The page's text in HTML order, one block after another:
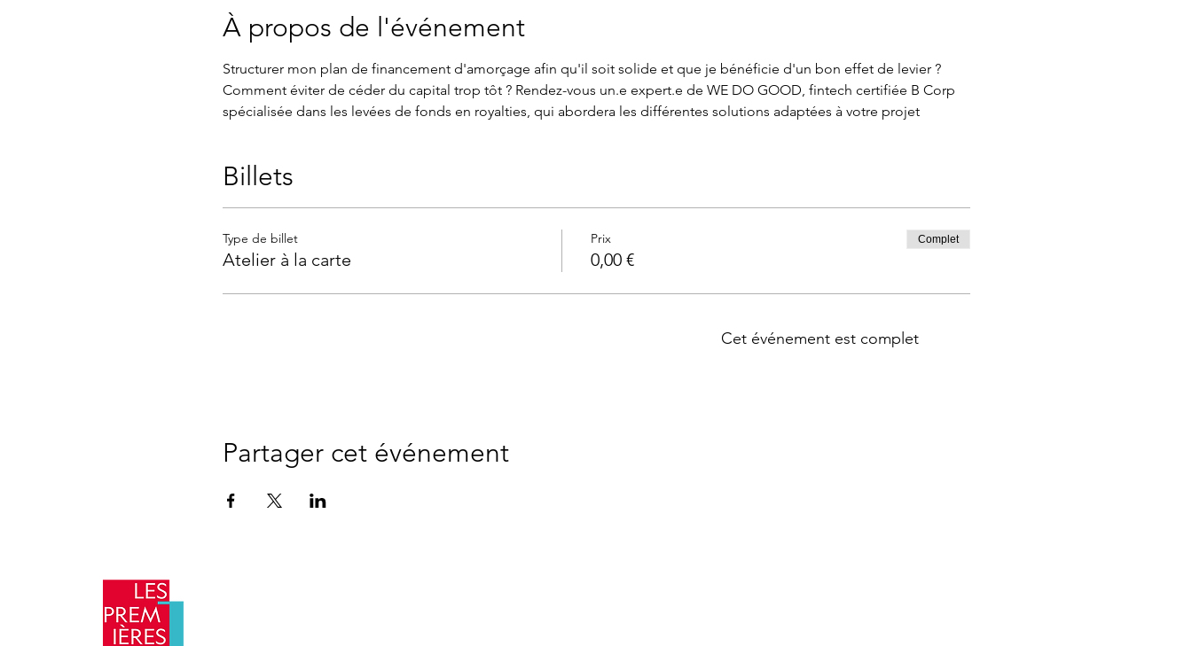
À propos de l'événement
Structurer mon plan de financement d'amorçage afin qu'il soit solide et que je bénéficie d'un bon effet de levier ?
Comment éviter de céder du capital trop tôt ? Rendez-vous un.e expert.e de WE DO GOOD, fintech certifiée B Corp
spécialisée dans les levées de fonds en royalties, qui abordera les différentes solutions adaptées à votre projet
Billets
Type de billet
Atelier à la carte
Prix
0,00 €
Complet
Cet événement est complet
Partager cet événement